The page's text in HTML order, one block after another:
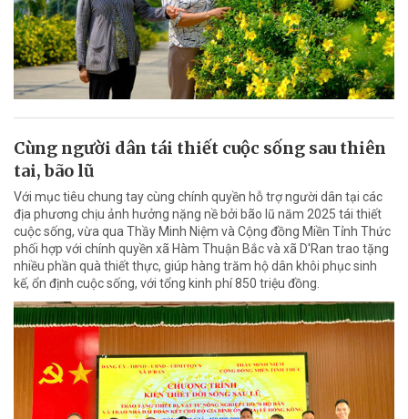
Cùng người dân tái thiết cuộc sống sau thiên
tai, bão lũ
Với mục tiêu chung tay cùng chính quyền hỗ trợ người dân tại các
địa phương chịu ảnh hưởng nặng nề bởi bão lũ năm 2025 tái thiết
cuộc sống, vừa qua Thầy Minh Niệm và Cộng đồng Miền Tỉnh Thức
phối hợp với chính quyền xã Hàm Thuận Bắc và xã D'Ran trao tặng
nhiều phần quà thiết thực, giúp hàng trăm hộ dân khôi phục sinh
kế, ổn định cuộc sống, với tổng kinh phí 850 triệu đồng.